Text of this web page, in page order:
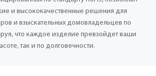
и высококачественные решения для
и взыскательных домовладельцев по
что каждое изделие превзойдет ваши
так и по долговечности.